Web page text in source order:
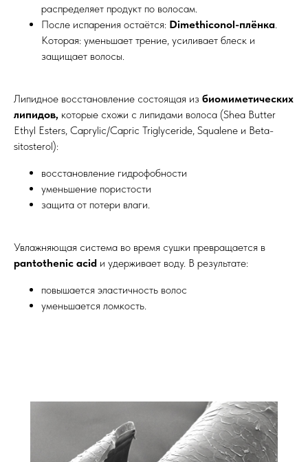
распределяет продукт по волосам.
После испарения остаётся: Dimethiconol-плёнка.
Которая: уменьшает трение, усиливает блеск и
защищает волосы.
Липидное восстановление состоящая из биомиметических
липидов, которые схожи с липидами волоса (Shea Butter
Ethyl Esters, Caprylic/Capric Triglyceride, Squalene и Beta-
sitosterol):
восстановление гидрофобности
уменьшение пористости
защита от потери влаги.
Увлажняющая система во время сушки превращается в
pantothenic acid и удерживает воду. В результате:
повышается эластичность волос
уменьшается ломкость.